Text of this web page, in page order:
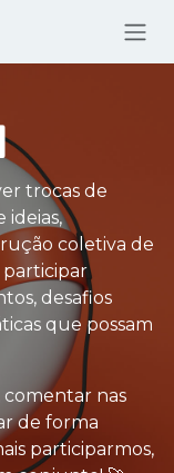
trocas de
ideias,
coletiva de
desafios
que possam
comentar nas
de forma
participarmos,